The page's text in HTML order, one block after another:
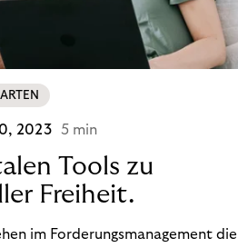
2023 5 min
Tools zu
Freiheit.
im Forderungsmanagement die